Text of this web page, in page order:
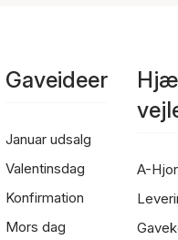
Gaveideer
Januar udsalg
Valentinsdag
Konfirmation
Mors dag
A-